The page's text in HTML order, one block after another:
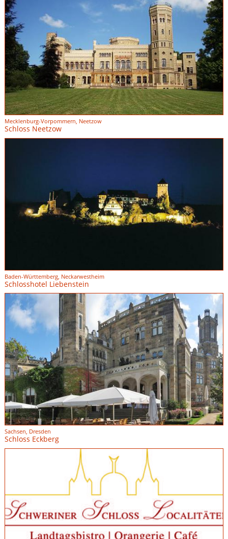
Mecklenburg-Vorpommern, Neetzow
Schloss Neetzow
Baden-Württemberg, Neckarwestheim
Schlosshotel Liebenstein
Sachsen, Dresden
Schloss Eckberg